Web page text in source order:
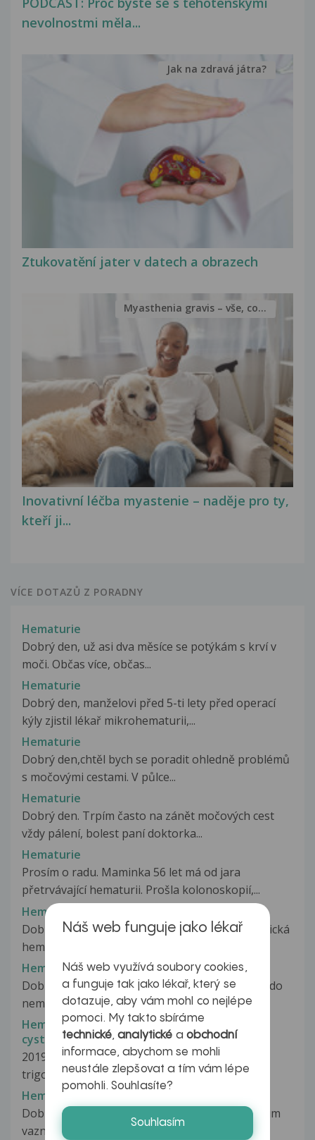
nevolnostmi měla...
Ztukovatění jater v datech a obrazech
Jak na zdravá játra?
Inovativní léčba myastenie – naděje pro ty,
kteří ji...
Myasthenia gravis – vše, co...
VÍCE DOTAZŮ Z PORADNY
Hematurie
Dobrý den, už asi dva měsíce se potýkám s krví v
moči. Občas více, občas...
Hematurie
Dobrý den, manželovi před 5-ti lety před operací
kýly zjistil lékař mikrohematurii,...
Hematurie
Dobrý den,chtěl bych se poradit ohledně problémů
s močovými cestami. V půlce...
Hematurie
Dobrý den. Trpím často na zánět močových cest
vždy pálení, bolest paní doktorka...
Hematurie
Prosím o radu. Maminka 56 let má od jara
přetrvávající hematurii. Prošla kolonoskopií,...
Hematurie
Dobrý den, byla mi lékařem zjištěna mikroskopická
hematurie (zpráva: M + S krev...
Hematurie
Dobrý den, před pár dny jsem byl odvezen RZS do
nemocnice po velké bolesti...
Hematurie - vyhledání urologa k provedení
cystoskopie
2019 SONO zesílení stěny moč. měchýře oblast
trigonum, přetrvávající mikro...
Hematurie a bakteriurie
Dobry den chcem sa Vas opytat nakolko da bojim
vaznych chorob s cim ma vystrasili....
Náš web funguje jako lékař
Náš web využívá soubory cookies,
a funguje tak jako lékař, který se
dotazuje, aby vám mohl co nejlépe
pomoci. My takto sbíráme
technické,analytické a obchodní
informace, abychom se mohli
neustále zlepšovat a tím vám lépe
pomohli. Souhlasíte?
Souhlasím